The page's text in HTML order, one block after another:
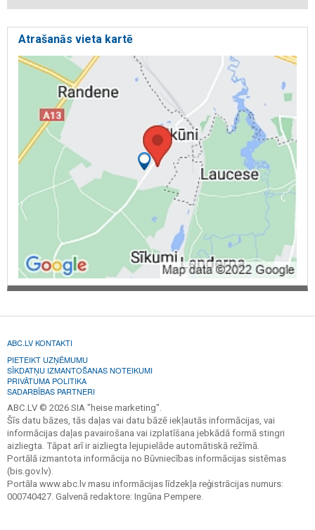
Atrašanās vieta kartē
ABC.LV KONTAKTI
PIETEIKT UZŅĒMUMU
SĪKDATŅU IZMANTOŠANAS NOTEIKUMI
PRIVĀTUMA POLITIKA
SADARBĪBAS PARTNERI
ABC.LV © 2026 SIA "heise marketing".
Šīs datu bāzes, tās daļas vai datu bāzē iekļautās informācijas, vai
informācijas daļas pavairošana vai izplatīšana jebkādā formā stingri
aizliegta. Tāpat arī ir aizliegta lejupielāde automātiskā režīmā.
Portālā izmantota informācija no Būvniecības informācijas sistēmas
(bis.gov.lv).
Portāla www.abc.lv masu informācijas līdzekļa reģistrācijas numurs:
000740427. Galvenā redaktore: Ingūna Pempere.